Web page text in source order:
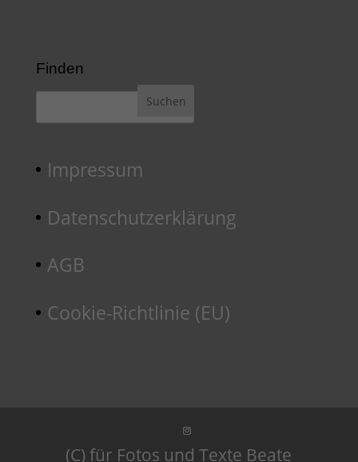
Finden
Impressum
Datenschutzerklärung
AGB
Cookie-Richtlinie (EU)
(C) für Fotos und Texte Beate